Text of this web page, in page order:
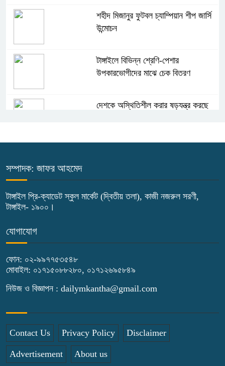
শহীদ মিজানুর ফুটবল চ্যাম্পিয়ান শীপ জার্সি
উন্মোচন
টাঙ্গাইলে বিভিন্ন শ্রেণি-পেশার
উপকারভোগীদের মাঝে চেক বিতরণ
দেশকে অস্থিতিশীল করার ষড়যন্ত্র করছে
টাঙ্গাইলে জুলাই অভ্যুত্থান দিবসে জেলা
বাসাইলে সুন্না আব্বাছিয়া উচ্চ বিদ্যালয়ে
জুলাই গণঅভ্যুত্থান দিবস পালন
বাতিঘর আদর্শ পাঠাগারের উদ্যোগে ফ্রি
ব্লাড গ্রুপিং ক্যাম্পেইন
সম্পাদক: জাফর আহমেদ
টাঙ্গাইল প্রি-ক্যাডেট স্কুল মার্কেট (দ্বিতীয় তলা), কাজী নজরুল সরণী,
টাঙ্গাইল- ১৯০০।
যোগাযোগ
ফোন: ০২-৯৯৭৭৫৩৫৪৮
মোবাইল: ০১৭১৫০৮৮২৮০, ০১৭১২৬৯৫৮৪৯
নিউজ ও বিজ্ঞাপন : dailymkantha@gmail.com
Contact Us Privacy Policy Disclaimer
Advertisement About us